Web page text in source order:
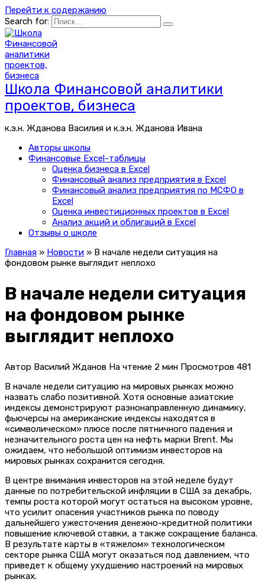
Перейти к содержанию
Search for:
Школа Финансовой аналитики
проектов, бизнеса
к.э.н. Жданова Василия и к.э.н. Жданова Ивана
Авторы школы
Финансовые Excel-таблицы
Оценка бизнеса в Excel
Финансовый анализ предприятия в Excel
Финансовый анализ предприятия по МСФО в
Excel
Оценка инвестиционных проектов в Excel
Анализ акций и облигаций в Excel
Отзывы о школе
Главная » Новости » В начале недели ситуация на
фондовом рынке выглядит неплохо
В начале недели ситуация
на фондовом рынке
выглядит неплохо
Автор Василий Жданов На чтение 2 мин Просмотров 481
В начале недели ситуацию на мировых рынках можно
назвать слабо позитивной. Хотя основные азиатские
индексы демонстрируют разнонаправленную динамику,
фьючерсы на американские индексы находятся в
«символическом» плюсе после пятничного падения и
незначительного роста цен на нефть марки Brent. Мы
ожидаем, что небольшой оптимизм инвесторов на
мировых рынках сохранится сегодня.
В центре внимания инвесторов на этой неделе будут
данные по потребительской инфляции в США за декабрь,
темпы роста которой могут остаться на высоком уровне,
что усилит опасения участников рынка по поводу
дальнейшего ужесточения денежно-кредитной политики
повышение ключевой ставки, а также сокращение баланса.
В результате карты в «тяжелом» технологическом
секторе рынка США могут оказаться под давлением, что
приведет к общему ухудшению настроений на мировых
рынках.